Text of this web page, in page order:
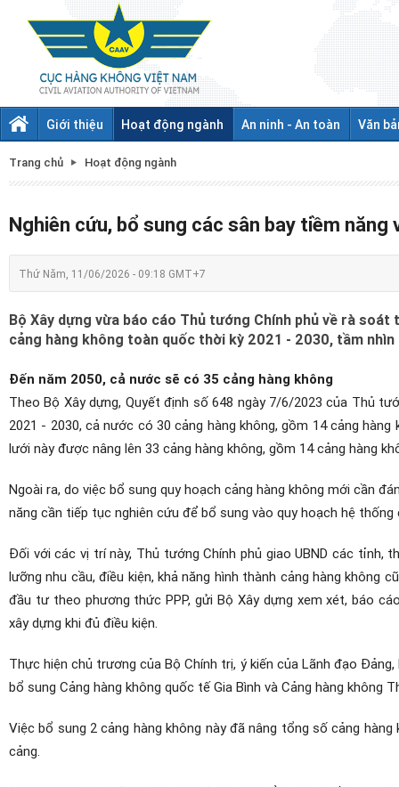
Giới thiệu Hoạt động ngành An ninh - An toàn Văn
Trang chủ Hoạt động ngành
Nghiên cứu, bổ sung các sân bay tiềm
Thứ Năm, 11/06/2026 - 09:18 GMT+7
Bộ Xây dựng vừa báo cáo Thủ tướng Chính phủ về rà
cảng hàng không toàn quốc thời kỳ 2021 - 2030, tầm nhìn
Đến năm 2050, cả nước sẽ có 35 cảng hàng không
Theo Bộ Xây dựng, Quyết định số 648 ngày 7/6/2023 của Thủ
2021 - 2030, cả nước có 30 cảng hàng không, gồm 14 cảng
lưới này được nâng lên 33 cảng hàng không, gồm 14 cảng hàng
Ngoài ra, do việc bổ sung quy hoạch cảng hàng không mới cần
năng cần tiếp tục nghiên cứu để bổ sung vào quy hoạch hệ thống
Đối với các vị trí này, Thủ tướng Chính phủ giao UBND các tỉnh,
lưỡng nhu cầu, điều kiện, khả năng hình thành cảng hàng không
đầu tư theo phương thức PPP, gửi Bộ Xây dựng xem xét, báo
xây dựng khi đủ điều kiện.
Thực hiện chủ trương của Bộ Chính trị, ý kiến của Lãnh đạo
bổ sung Cảng hàng không quốc tế Gia Bình và Cảng hàng
Việc bổ sung 2 cảng hàng không này đã nâng tổng số cảng
cảng.